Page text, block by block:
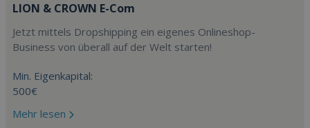
LION & CROWN E-Com
Jetzt mittels Dropshipping ein eigenes Onlineshop-
Business von überall auf der Welt starten!
Min. Eigenkapital:
500€
Mehr lesen